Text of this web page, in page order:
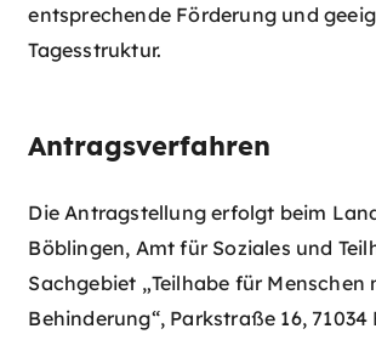
entsprechende Förderung und
Tagesstruktur.
Antragsverfahren
Die Antragstellung erfolgt beim
Böblingen, Amt für Soziales und
Sachgebiet „Teilhabe für Menschen
Behinderung“, Parkstraße 16,